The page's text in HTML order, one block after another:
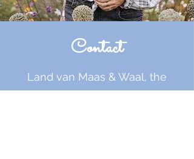
Contact
Land van Maas & Waal, the